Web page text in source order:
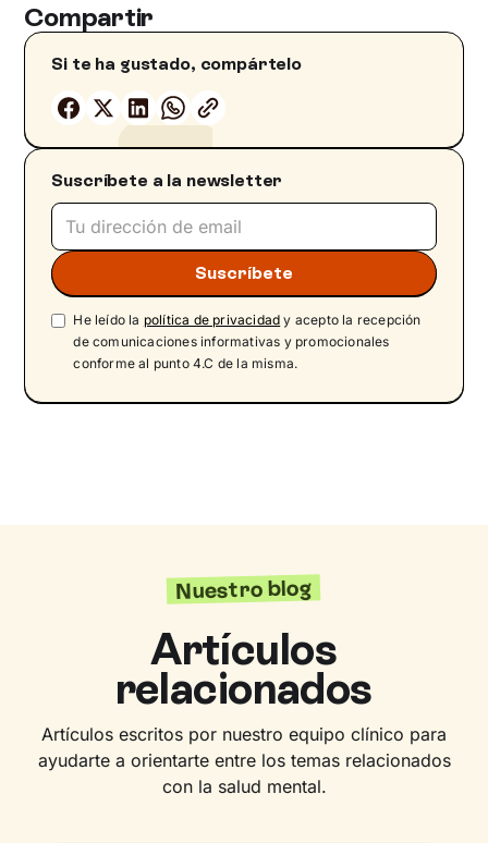
Compartir
Si te ha gustado, compártelo
Suscríbete a la newsletter
He leído la política de privacidad y acepto la recepción
de comunicaciones informativas y promocionales
conforme al punto 4.C de la misma.
Nuestro blog
Artículos
relacionados
Artículos escritos por nuestro equipo clínico para
ayudarte a orientarte entre los temas relacionados
con la salud mental.